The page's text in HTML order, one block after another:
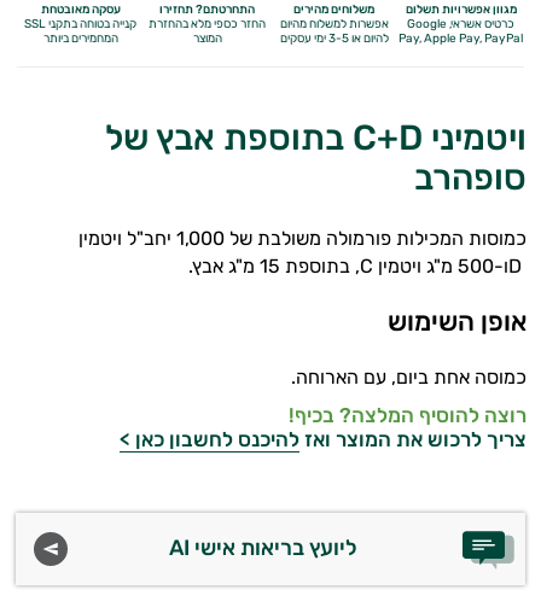
אומגה 3
ויטמין A
ויטמין C
ויטמינים לנשים
ויטמינים לגברים
טבעוניים | VEGAN
כורכום וכורכומין
מגוון אפשרויות תשלום
כרטיס אשראי, Google
Pay,Apple Pay, PayPal
משלוחים מהירים
אפשרות למשלוח מהיום
להיום או 3-5 ימי עסקים
התחרטתם? תחזירו
החזר כספי מלאבהחזרת
המוצר
עסקה מאובטחת
קנייה בטוחה בתקני SSL
המחמירים ביותר
ויטמיני C+D בתוספת אבץ של
סופהרב
כמוסות המכילות פורמולה משולבת של 1,000 יחב"ל ויטמין
אופן השימוש
כמוסה אחת ביום, עם הארוחה.
רוצה להוסיף המלצה? בכיף!
צריך לרכוש את המוצר ואז להיכנס לחשבון כאן >
ליועץ בריאות אישי AI